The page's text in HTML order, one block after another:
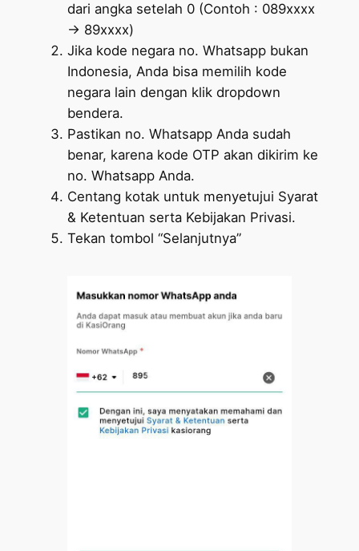
dari angka setelah 0 (Contoh : 089xxxx
-> 89xxxx)
Jika kode negara no. Whatsapp bukan
Indonesia, Anda bisa memilih kode
negara lain dengan klik dropdown
bendera.
Pastikan no. Whatsapp Anda sudah
benar, karena kode OTP akan dikirim ke
no. Whatsapp Anda.
Centang kotak untuk menyetujui Syarat
& Ketentuan serta Kebijakan Privasi.
Tekan tombol “Selanjutnya”